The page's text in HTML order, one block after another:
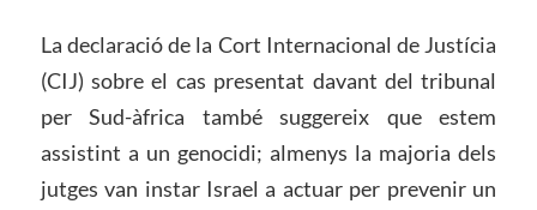
La declaració de la Cort Internacional de Justícia
(CIJ) sobre el cas presentat davant del tribunal
per Sud-àfrica també suggereix que estem
assistint a un genocidi; almenys la majoria dels
jutges van instar Israel a actuar per prevenir un